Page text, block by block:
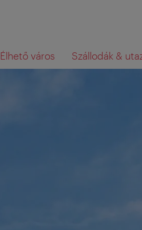
Élhető város Szállodák &